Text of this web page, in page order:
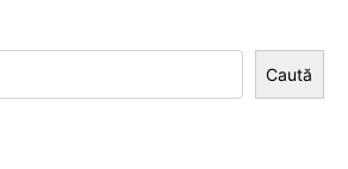
Caută